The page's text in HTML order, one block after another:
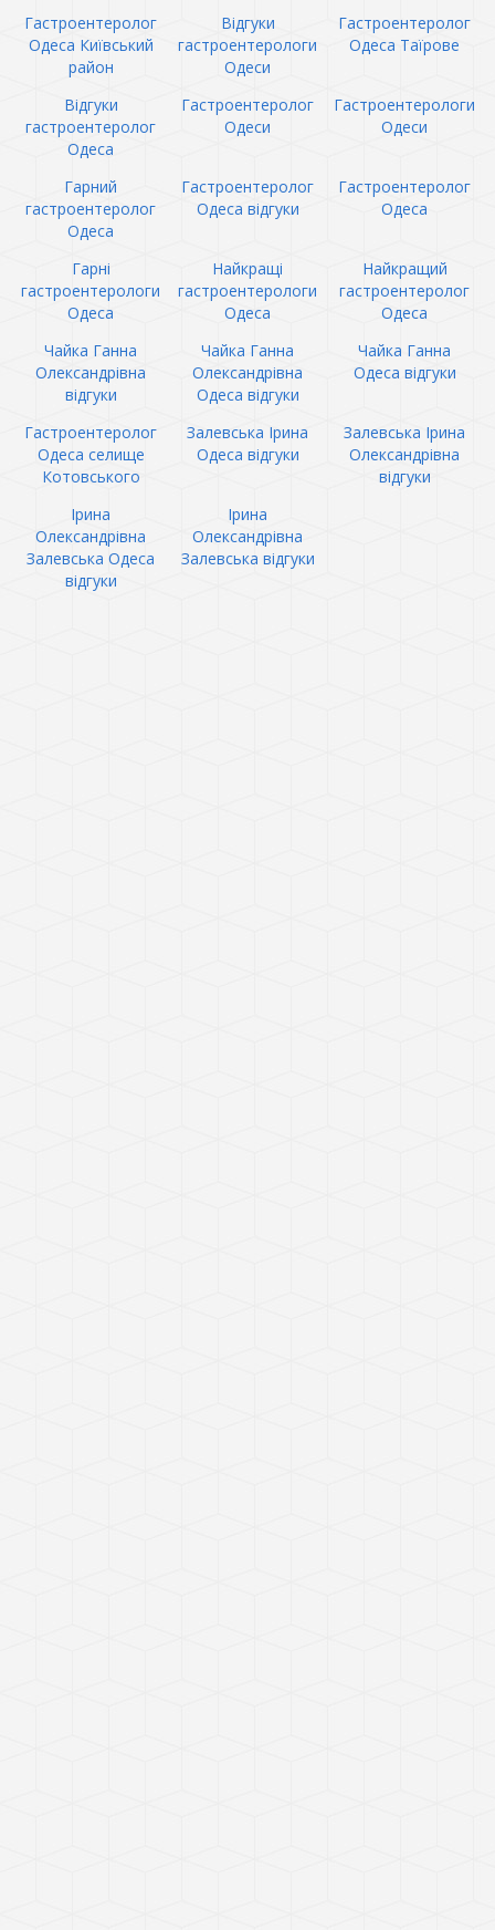
Гастроентеролог
Одеса Київський
район
Відгуки
гастроентерологи
Одеси
Гастроентеролог
Одеса Таїрове
Відгуки
гастроентеролог
Одеса
Гастроентеролог
Одеси
Гастроентерологи
Одеси
Гарний
гастроентеролог
Одеса
Гастроентеролог
Одеса відгуки
Гастроентеролог
Одеса
Гарні
гастроентерологи
Одеса
Найкращі
гастроентерологи
Одеса
Найкращий
гастроентеролог
Одеса
Чайка Ганна
Олександрівна
відгуки
Чайка Ганна
Олександрівна
Одеса відгуки
Чайка Ганна
Одеса відгуки
Гастроентеролог
Одеса селище
Котовського
Залевська Ірина
Одеса відгуки
Залевська Ірина
Олександрівна
відгуки
Ірина
Олександрівна
Залевська Одеса
відгуки
Ірина
Олександрівна
Залевська відгуки